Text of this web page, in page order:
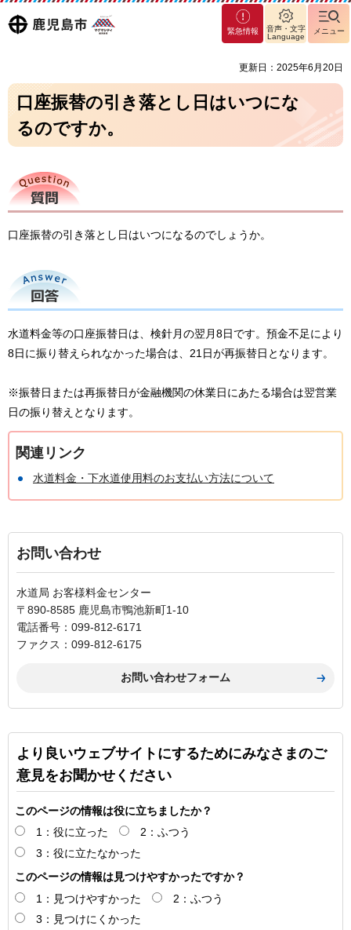
鹿児島
マグ
マシ
緊急情報
音声・文字
Language
メニュー
更新日：2025年6月20日
口座振替の引き落とし日はいつにな
るのですか。
質問
口座振替の引き落とし日はいつになるのでしょうか。
回答
水道料金等の口座振替日は、検針月の翌月8日です。預金不足により
8日に振り替えられなかった場合は、21日が再振替日となります。
※振替日または再振替日が金融機関の休業日にあたる場合は翌営業
日の振り替えとなります。
関連リンク
水道料金・下水道使用料のお支払い方法について
お問い合わせ
水道局 お客様料金センター
〒890-8585 鹿児島市鴨池新町1-10
電話番号：099-812-6171
ファクス：099-812-6175
より良いウェブサイトにするためにみなさまのご
意見をお聞かせください
このページの情報は役に立ちましたか？
1：役に立った
2：ふつう
3：役に立たなかった
このページの情報は見つけやすかったですか？
1：見つけやすかった
2：ふつう
3：見つけにくかった